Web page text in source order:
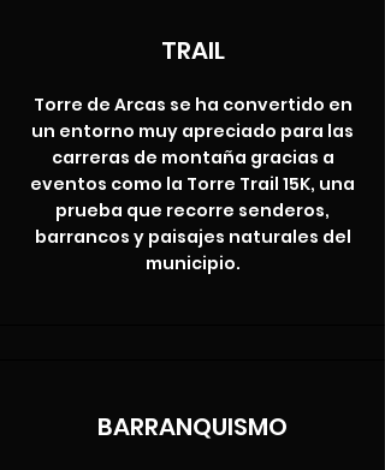
TRAIL
Torre de Arcas se ha convertido en
un entorno muy apreciado para las
carreras de montaña gracias a
eventos como la Torre Trail 15K, una
prueba que recorre senderos,
barrancos y paisajes naturales del
municipio.
BARRANQUISMO